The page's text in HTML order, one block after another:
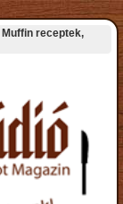
receptek,